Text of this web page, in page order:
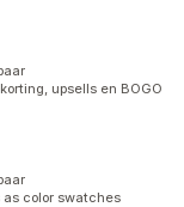
upsells en BOGO
as color swatches